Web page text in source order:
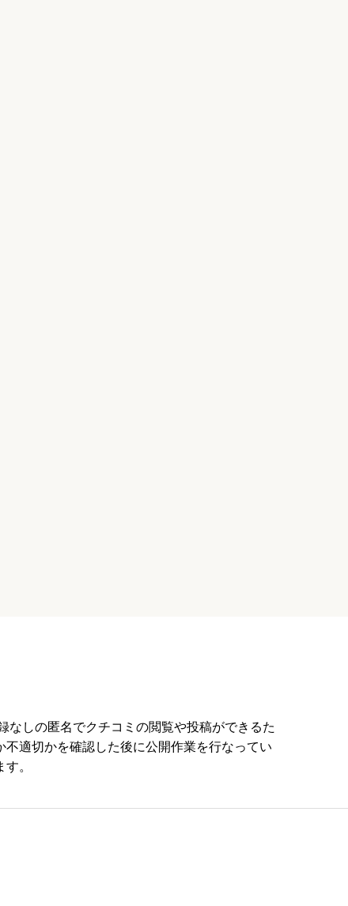
橋
保育園に分類されるにじい
チコミ・悪いクチコミを合
ます。同園は、ライクキッ
」から徒歩5分
しの匿名でクチコミの閲覧や投稿ができるた
適切かを確認した後に公開作業を行なってい
。